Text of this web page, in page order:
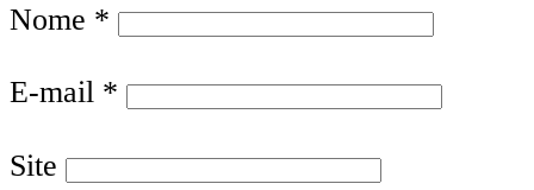
Nome *
E-mail *
Site